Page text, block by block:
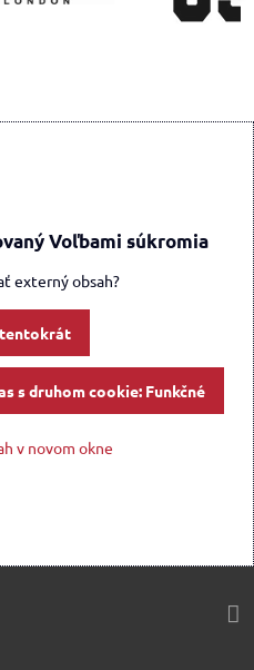
Voľbami súkromia
externý obsah?
s druhom cookie: Funkčné
v novom okne